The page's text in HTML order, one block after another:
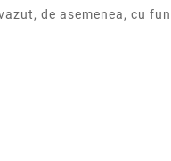
de asemenea, cu